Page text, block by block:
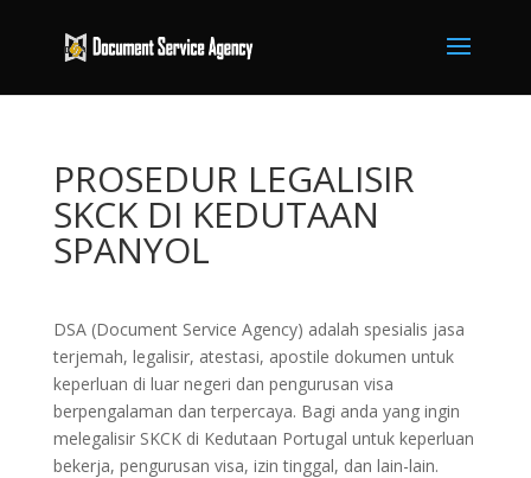
PROSEDUR LEGALISIR
SKCK DI KEDUTAAN
SPANYOL
DSA (Document Service Agency) adalah spesialis jasa
terjemah, legalisir, atestasi, apostile dokumen untuk
keperluan di luar negeri dan pengurusan visa
berpengalaman dan terpercaya. Bagi anda yang ingin
melegalisir SKCK di Kedutaan Portugal untuk keperluan
bekerja, pengurusan visa, izin tinggal, dan lain-lain.